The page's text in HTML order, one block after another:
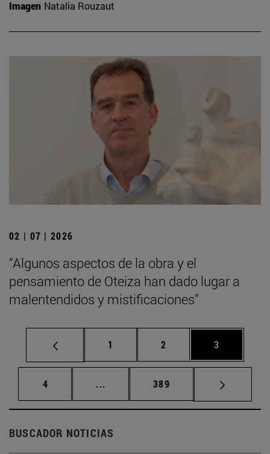
Imagen Natalia Rouzaut
02 | 07 | 2026
“Algunos aspectos de la obra y el
pensamiento de Oteiza han dado lugar a
malentendidos y mistificaciones”
Página
1 Página
2 Página
3
Página
4 ... Páginas intermedias Use TAB para
Página
389
BUSCADOR NOTICIAS